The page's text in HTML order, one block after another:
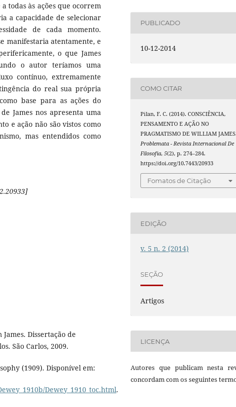
todas às ações que ocorrem
a capacidade de selecionar
de cada momento.
manifestaria atentamente, e
o que James
o autor teríamos uma
contínuo, extremamente
do real sua própria
base para as ações do
James nos apresenta uma
e ação não são vistos como
mas entendidos como
Dissertação de
São Carlos, 2009.
(1909). Disponível em:
Dewey_1910_toc.html.
PUBLICADO
10-12-2014
COMO CITAR
Pilan, F. C. (2014). CONSCIÊNCIA,
PENSAMENTO E AÇÃO NO
PRAGMATISMO DE WILLIAM
Problemata - Revista Internacional De
Filosofia,5(2), p. 274–284.
https://doi.org/10.7443/20933
Fomatos de Citação
EDIÇÃO
v. 5 n. 2 (2014)
SEÇÃO
Artigos
LICENÇA
Autores que publicam nesta
concordam com os seguintes